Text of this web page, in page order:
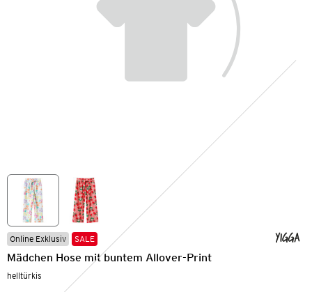
Online Exklusiv SALE
Mädchen Hose mit buntem Allover-Print
helltürkis